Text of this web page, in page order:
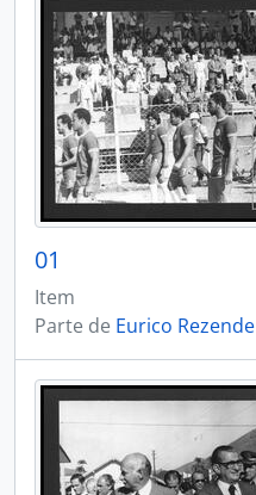
01
Item
Parte de Eurico Rezende